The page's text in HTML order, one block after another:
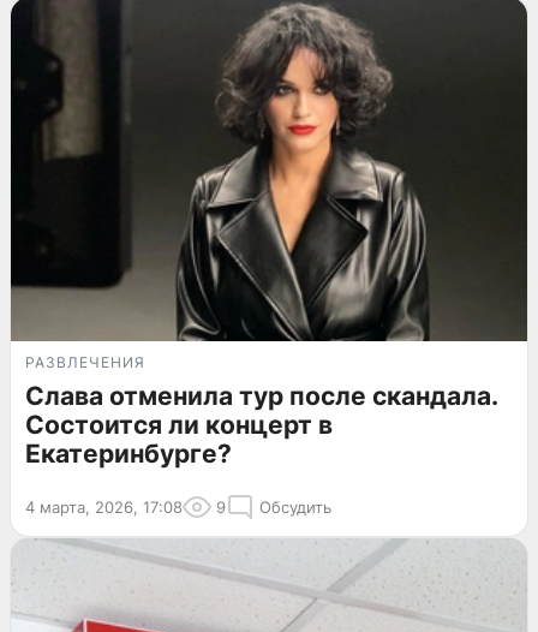
РАЗВЛЕЧЕНИЯ
Слава отменила тур после скандала.
Состоится ли концерт в
Екатеринбурге?
4 марта, 2026, 17:08 9 Обсудить